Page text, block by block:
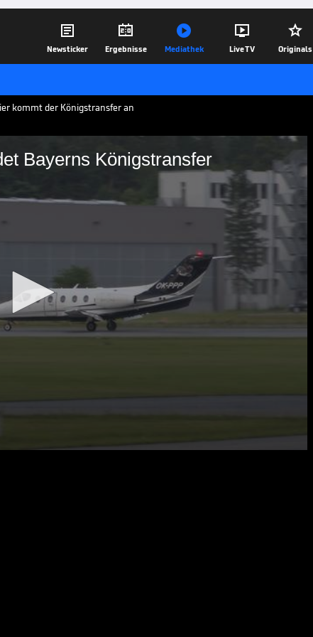

Newsticker

Ergebnisse

Mediathek

Live TV

Originals
kommt der Königstransfer an
Bayerns Königstransfer
landet Bayerns
Privatjet in der Nähe von
in die Innenstadt.
01.07.20